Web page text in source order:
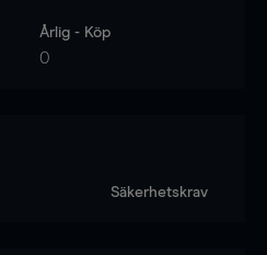
Årlig - Köp
0
Säkerhetskrav